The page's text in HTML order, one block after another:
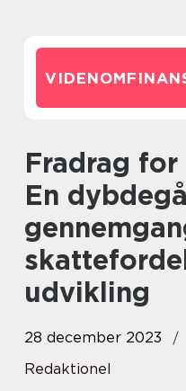
Fradrag for rengøring –
En
udvikling
28 december 2023
Redaktionel